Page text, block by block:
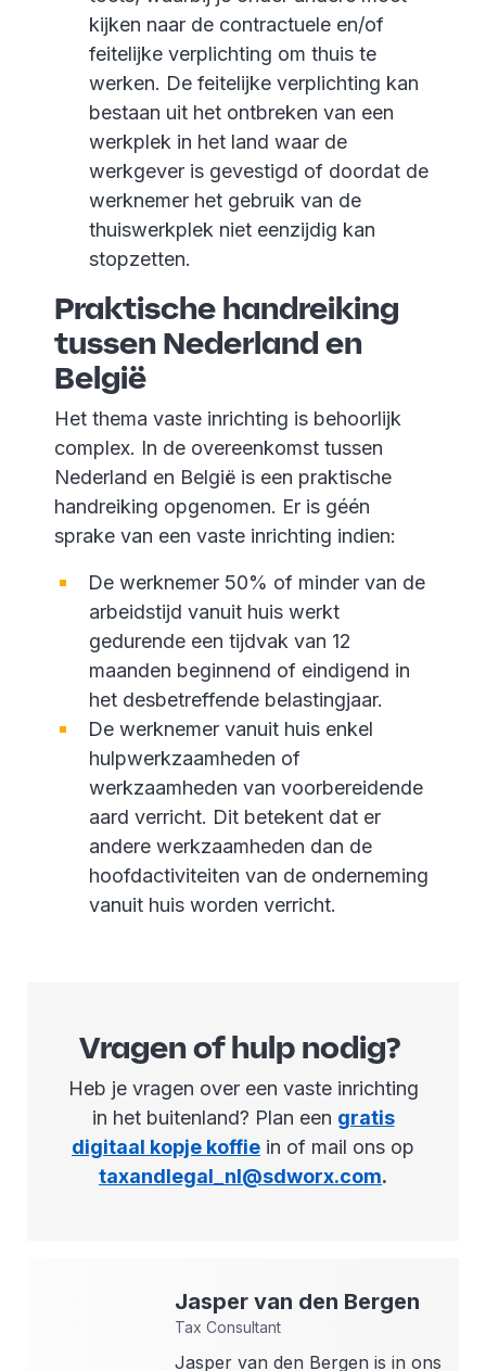
kijken naar de contractuele en/of
feitelijke verplichting om thuis te
werken. De feitelijke verplichting kan
bestaan uit het ontbreken van een
werkplek in het land waar de
werkgever is gevestigd of doordat de
werknemer het gebruik van de
thuiswerkplek niet eenzijdig kan
stopzetten.
Praktische handreiking
tussen Nederland en
België
Het thema vaste inrichting is behoorlijk
complex. In de overeenkomst tussen
Nederland en België is een praktische
handreiking opgenomen. Er is géén
sprake van een vaste inrichting indien:
De werknemer 50% of minder van de
arbeidstijd vanuit huis werkt
gedurende een tijdvak van 12
maanden beginnend of eindigend in
het desbetreffende belastingjaar.
De werknemer vanuit huis enkel
hulpwerkzaamheden of
werkzaamheden van voorbereidende
aard verricht. Dit betekent dat er
andere werkzaamheden dan de
hoofdactiviteiten van de onderneming
vanuit huis worden verricht.
Vragen of hulp nodig?
Heb je vragen over een vaste inrichting
in het buitenland? Plan een gratis
digitaal kopje koffie in of mail ons op
taxandlegal_nl@sdworx.com.
Jasper van den Bergen
Tax Consultant
Jasper van den Bergen is in ons